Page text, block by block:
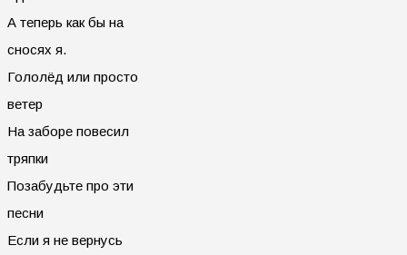
А теперь как бы на
сносях я.
Гололёд или просто
ветер
На заборе повесил
тряпки
Позабудьте про эти
песни
Если я не вернусь